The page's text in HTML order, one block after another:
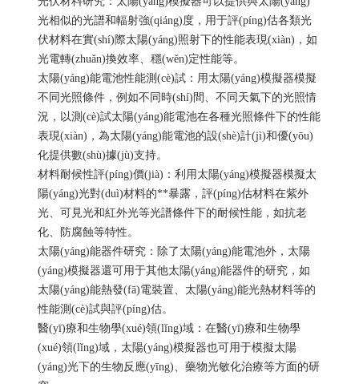
光相似的光譜和輻射強(qiáng)度，用于評(píng)估各類光
伏材料在實(shí)際太陽(yáng)照射下的性能表現(xiàn)，如
光電轉(zhuǎn)換效率、穩(wěn)定性能等。
太陽(yáng)能電池性能測(cè)試：用太陽(yáng)模擬器模擬
不同光照條件，例如不同時(shí)間、不同天氣下的光照情
況，以測(cè)試太陽(yáng)能電池在各種光照條件下的性能
表現(xiàn)，為太陽(yáng)能電池的設(shè)計(jì)和優(yōu)
化提供數(shù)據(jù)支持。
材料耐候性評(píng)價(jià)：利用太陽(yáng)模擬器模擬太
陽(yáng)光對(duì)材料的**暴露，評(píng)估材料在紫外
光、可見光和紅外光等光譜條件下的耐候性能，如抗老
化、防腐蝕等特性。
太陽(yáng)能器件研究：除了太陽(yáng)能電池外，太陽
(yáng)模擬器還可用于其他太陽(yáng)能器件的研究，如
太陽(yáng)能熱發(fā)電裝置、太陽(yáng)能光熱材料等的
性能測(cè)試與評(píng)估。
醫(yī)療和生物學(xué)領(lǐng)域：在醫(yī)療和生物學
(xué)領(lǐng)域，太陽(yáng)模擬器也可用于模擬太陽
(yáng)光下的生物反應(yīng)、藥物光敏化治療等方面的研